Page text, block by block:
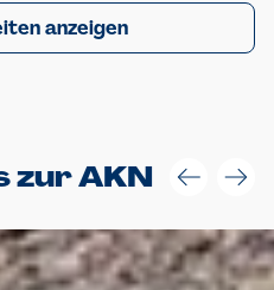
anzeigen
zur AKN